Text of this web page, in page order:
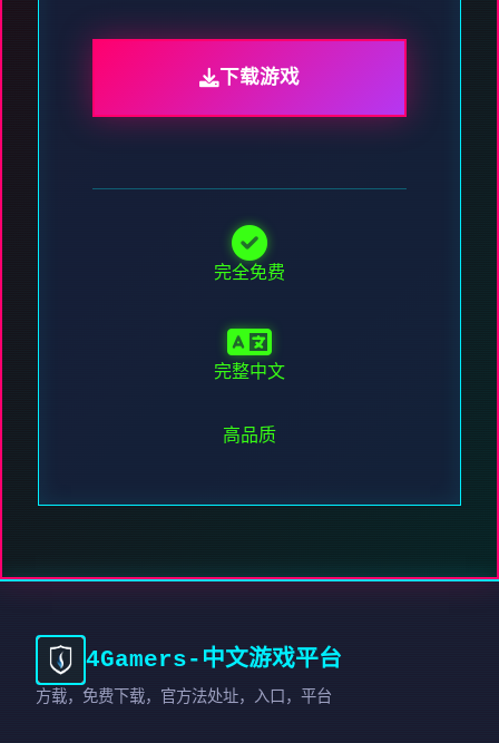
下载游戏
完全免费
完整中文
高品质
4Gamers-中文游戏平台
方载，免费下载，官方法处址，入口，平台